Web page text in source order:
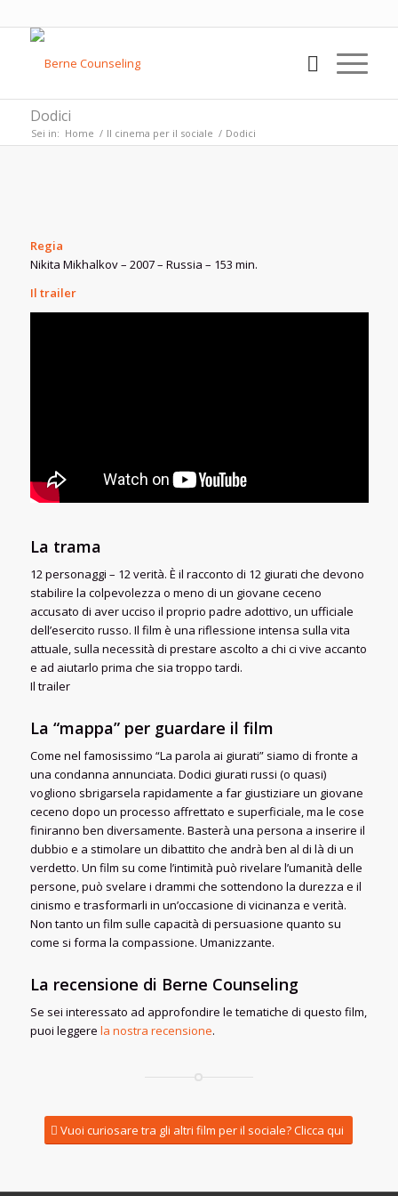
Dodici
Sei in: Home / Il cinema per il sociale / Dodici
Regia
Nikita Mikhalkov – 2007 – Russia – 153 min.
Il trailer
La trama
12 personaggi – 12 verità. È il racconto di 12 giurati che devono
stabilire la colpevolezza o meno di un giovane ceceno
accusato di aver ucciso il proprio padre adottivo, un ufficiale
dell’esercito russo. Il film è una riflessione intensa sulla vita
attuale, sulla necessità di prestare ascolto a chi ci vive accanto
e ad aiutarlo prima che sia troppo tardi.
Il trailer
La “mappa” per guardare il film
Come nel famosissimo “La parola ai giurati” siamo di fronte a
una condanna annunciata. Dodici giurati russi (o quasi)
vogliono sbrigarsela rapidamente a far giustiziare un giovane
ceceno dopo un processo affrettato e superficiale, ma le cose
finiranno ben diversamente. Basterà una persona a inserire il
dubbio e a stimolare un dibattito che andrà ben al di là di un
verdetto. Un film su come l’intimità può rivelare l’umanità delle
persone, può svelare i drammi che sottendono la durezza e il
cinismo e trasformarli in un’occasione di vicinanza e verità.
Non tanto un film sulle capacità di persuasione quanto su
come si forma la compassione. Umanizzante.
La recensione di Berne Counseling
Se sei interessato ad approfondire le tematiche di questo film,
puoi leggere la nostra recensione.
Vuoi curiosare tra gli altri film per il sociale? Clicca qui